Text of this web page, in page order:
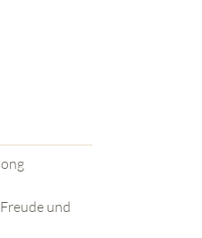
und